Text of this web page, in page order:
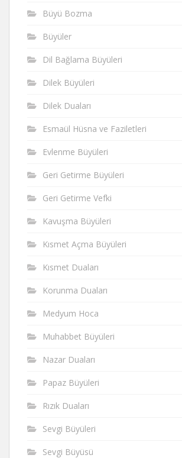
Büyü Bozma
Büyüler
Dil Bağlama Büyüleri
Dilek Büyüleri
Dilek Duaları
Esmaül Hüsna ve Faziletleri
Evlenme Büyüleri
Geri Getirme Büyüleri
Geri Getirme Vefki
Kavuşma Büyüleri
Kısmet Açma Büyüleri
Kısmet Duaları
Korunma Duaları
Medyum Hoca
Muhabbet Büyüleri
Nazar Duaları
Papaz Büyüleri
Rızık Duaları
Sevgi Büyüleri
Sevgi Büyüsü